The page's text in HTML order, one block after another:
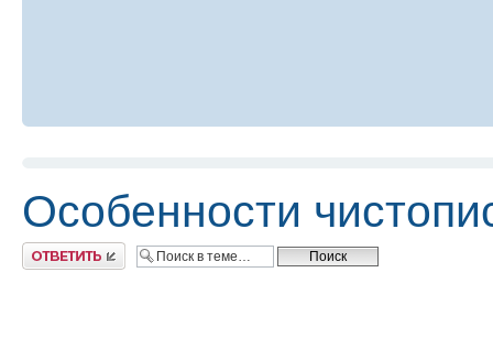
Особенности
Ответить